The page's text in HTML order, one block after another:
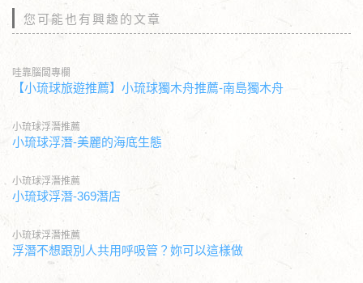
您可能也有興趣的文章
哇靠腦闆專欄
【小琉球旅遊推薦】小琉球獨木舟推薦-南島獨木舟
小琉球浮潛推薦
小琉球浮潛-美麗的海底生態
小琉球浮潛推薦
小琉球浮潛-369潛店
小琉球浮潛推薦
浮潛不想跟別人共用呼吸管？妳可以這樣做